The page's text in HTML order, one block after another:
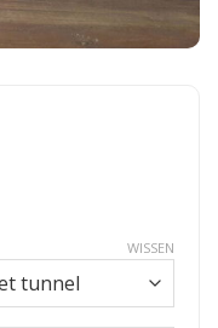
WISSEN